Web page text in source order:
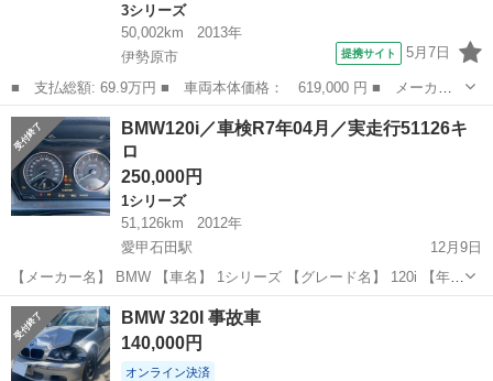
3シリーズ
50,002km
2013年
伊勢原市
提携サイト 5月7日
■ 支払総額: 69.9万円 ■ 車両本体価格： 619,000 円 ■ メーカー
名： ＢＭＷ ■ 車種名： ３シリーズ ■ グレード名： ３２０
ｉ ワンオーナー ＬＥＤヘッドライト パワーシート キーレスゴ
ー ■ 排気量...
神奈川 伊勢原市 3シリーズ
BMW120i／車検R7年04月／実走行51126キ
ロ
250,000円
1シリーズ
51,126km
2012年
愛甲石田駅
12月9日
【メーカー名】 BMW 【車名】 1シリーズ 【グレード名】 120i 【年
式】 平成24年4月 【走行距離】 51126キロ 【車検】 R7年04月 【排気
量】 ...
神奈川 伊勢原市 愛甲石田駅 1シリーズ
BMW 320I 事故車
140,000円
オンライン決済